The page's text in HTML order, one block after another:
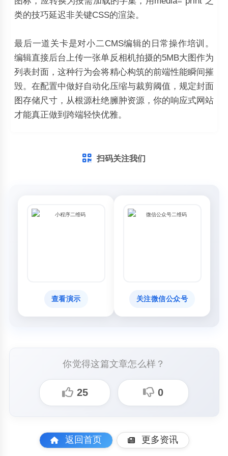
类的技巧延迟非关键CSS的渲染。
最后一道关卡是对小二CMS编辑的日常操作培训。
编辑直接后台上传一张单反相机拍摄的5MB大图作为
列表封面，这种行为会将精心构筑的前端性能瞬间摧
毁。在配置中做好自动化压缩与裁剪阈值，规定封面
图存储尺寸，从根源杜绝臃肿资源，你的响应式网站
才能真正做到跨端轻快优雅。
扫码关注我们
查看演示 关注微信公众号
你觉得这篇文章怎么样？
25 0
返回首页 更多资讯